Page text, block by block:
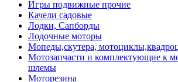
Игры подвижные прочие
Качели садовые
Лодки, Сапборды
Лодочные моторы
Мопеды,скутера,
Мотозапчасти и комплектующие к
шлемы
Моторезина